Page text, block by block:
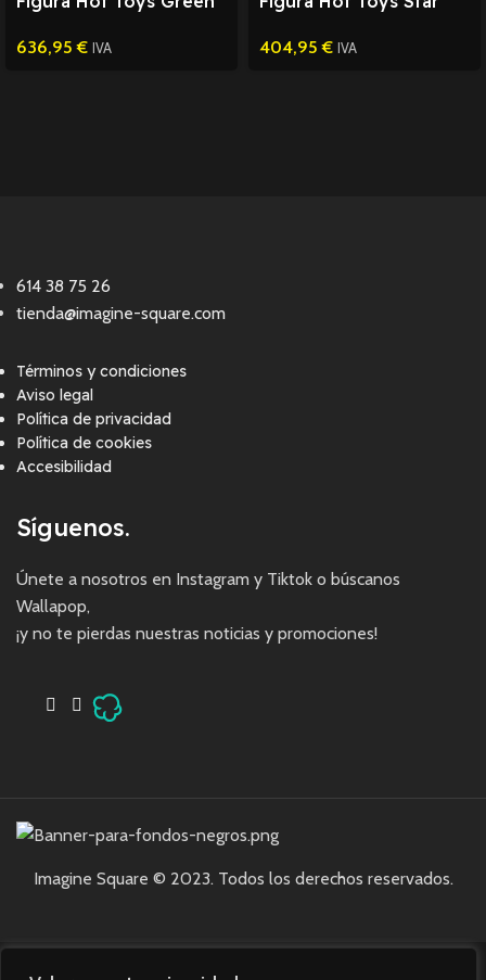
636,95€ IVA
1/6
404,95€ IVA
614 38 75 26
tienda@imagine-square.com
Términos y condiciones
Aviso legal
Política de privacidad
Política de cookies
Accesibilidad
Síguenos.
Únete a nosotros en Instagram y Tiktok o búscanos
Wallapop,
¡y no te pierdas nuestras noticias y promociones!
Imagine Square © 2023. Todos los derechos reservados.